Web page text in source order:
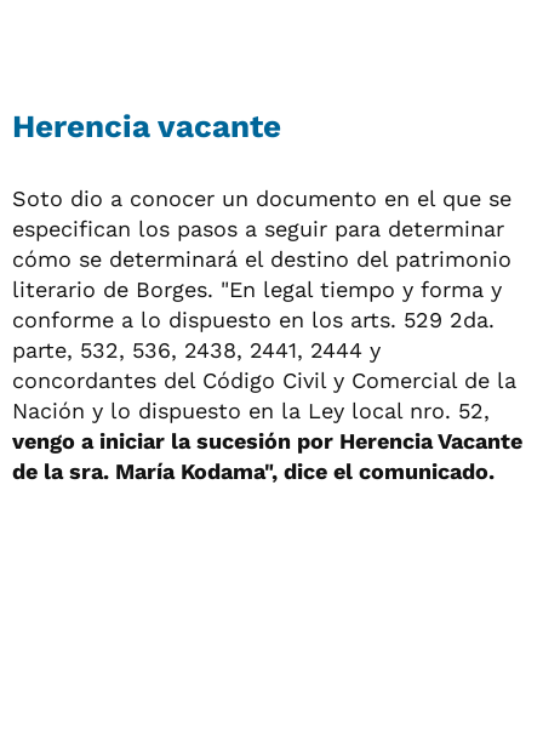
Herencia vacante
Soto dio a conocer un documento en el que se
especifican los pasos a seguir para determinar
cómo se determinará el destino del patrimonio
literario de Borges. "En legal tiempo y forma y
conforme a lo dispuesto en los arts. 529 2da.
parte, 532, 536, 2438, 2441, 2444 y
concordantes del Código Civil y Comercial de la
Nación y lo dispuesto en la Ley local nro. 52,
vengo a iniciar la sucesión por Herencia Vacante
de la sra. María Kodama", dice el comunicado.